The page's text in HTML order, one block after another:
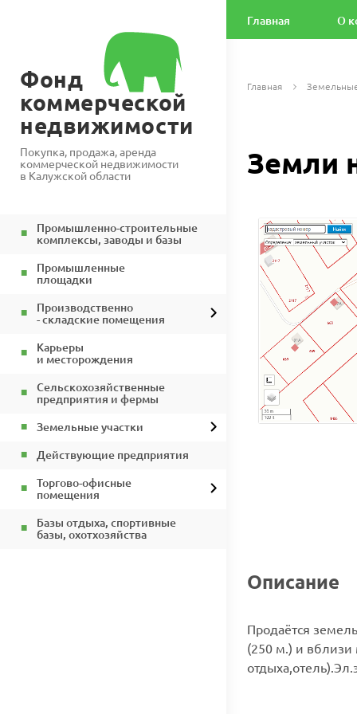
Фонд
коммерческой
недвижимости
Покупка, продажа, аренда
коммерческой недвижимости
в Калужской области
Главная О
Промышленно-строительные
комплексы, заводы и базы
Промышленные
площадки
Производственно
- складские помещения
Карьеры
и месторождения
Сельскохозяйственные
предприятия и фермы
Земельные участки
Действующие предприятия
Торгово-офисные
помещения
Базы отдыха, спортивные
базы, охотхозяйства
Главная
Земли
Описание
Продаётся
(250 м.) и вблизи